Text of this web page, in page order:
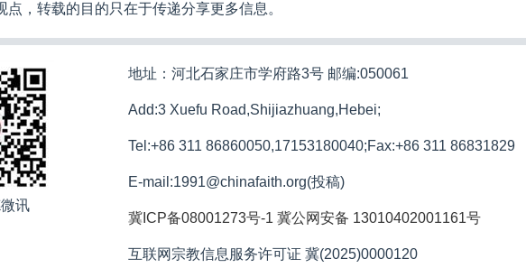
点，转载的目的只在于传递分享更多信息。
讯
地址：河北石家庄市学府路3号 邮编:050061
Add:3 Xuefu Road,Shijiazhuang,Hebei;
Tel:+86 311 86860050,17153180040;Fax:+86 311 86831829
E-mail:1991@chinafaith.org(投稿)
冀ICP备08001273号-1 冀公网安备 13010402001161号
互联网宗教信息服务许可证 冀(2025)0000120